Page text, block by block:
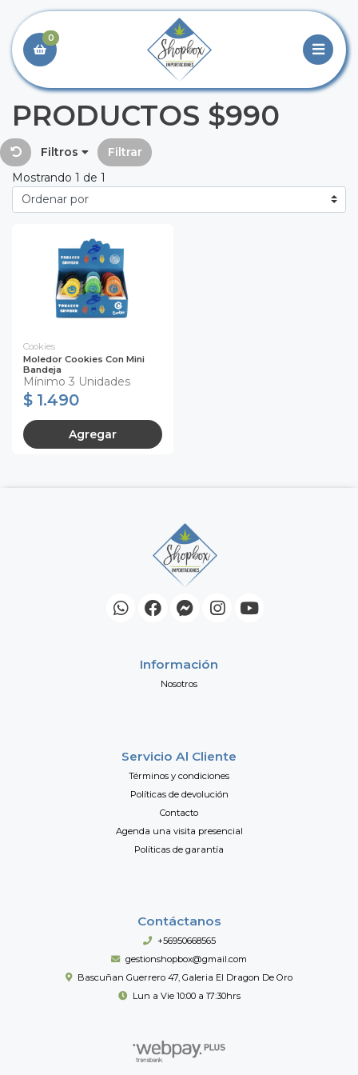
0
PRODUCTOS $990
Filtros
Filtrar
Mostrando 1 de 1
Cookies
Moledor Cookies Con Mini
Bandeja
Mínimo 3 Unidades
$ 1.490
Agregar
Información
Nosotros
Servicio Al Cliente
Términos y condiciones
Políticas de devolución
Contacto
Agenda una visita presencial
Políticas de garantía
Contáctanos
+56950668565
gestionshopbox@gmail.com
Bascuñan Guerrero 47, Galeria El Dragon De Oro
Lun a Vie 10:00 a 17:30hrs